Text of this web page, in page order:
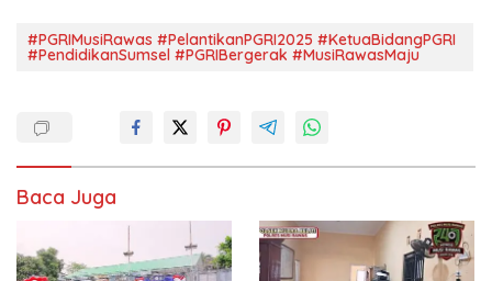
#PGRIMusiRawas #PelantikanPGRI2025 #KetuaBidangPGRI
#PendidikanSumsel #PGRIBergerak #MusiRawasMaju
Baca Juga